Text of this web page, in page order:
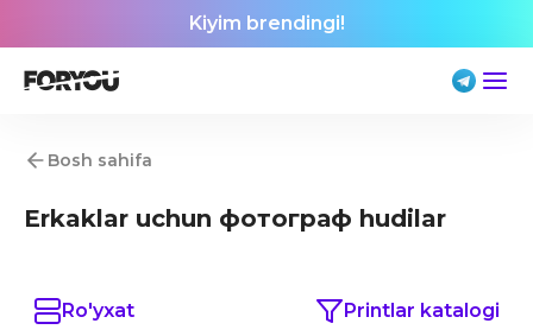
Kiyim brendingi!
Bosh sahifa
Erkaklar uchun фотограф hudilar
Ro'yxat Printlar katalogi